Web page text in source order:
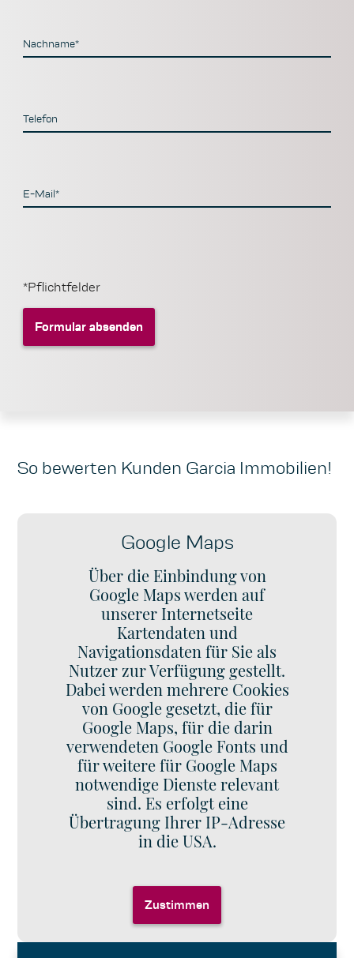
Nachname*
Telefon
E-Mail*
*Pflichtfelder
Formular absenden
Formular absenden
So bewerten Kunden Garcia Immobilien!
Google Maps
Über die Einbindung von
Google Maps werden auf
unserer Internetseite
Kartendaten und
Navigationsdaten für Sie als
Nutzer zur Verfügung gestellt.
Dabei werden mehrere Cookies
von Google gesetzt, die für
Google Maps, für die darin
verwendeten Google Fonts und
für weitere für Google Maps
notwendige Dienste relevant
sind. Es erfolgt eine
Übertragung Ihrer IP-Adresse
in die USA.
Zustimmen